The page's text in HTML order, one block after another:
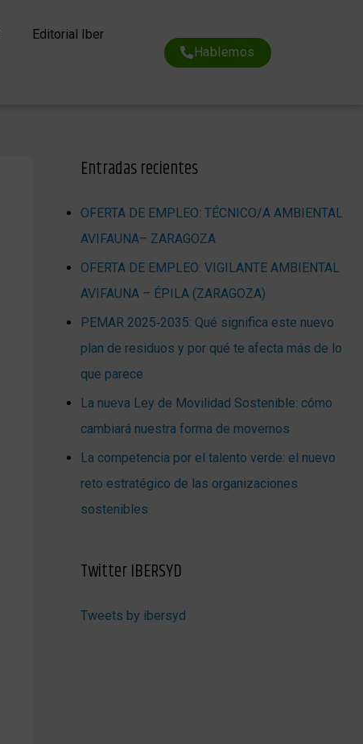
Editorial Iber
Hablemos
Entradas recientes
OFERTA DE EMPLEO: TÉCNICO/A AMBIENTAL
AVIFAUNA– ZARAGOZA
OFERTA DE EMPLEO: VIGILANTE AMBIENTAL
AVIFAUNA – ÉPILA (ZARAGOZA)
PEMAR 2025‑2035: Qué significa este nuevo
plan de residuos y por qué te afecta más de lo
que parece
La nueva Ley de Movilidad Sostenible: cómo
cambiará nuestra forma de movernos
La competencia por el talento verde: el nuevo
reto estratégico de las organizaciones
sostenibles
Twitter IBERSYD
Tweets by ibersyd